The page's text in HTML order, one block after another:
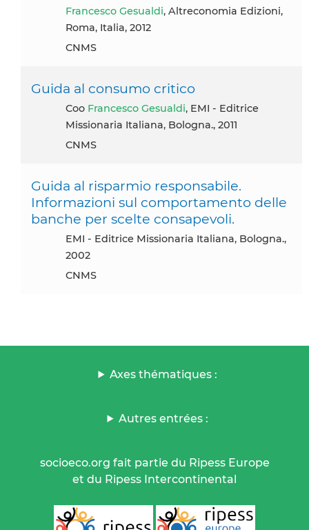
Francesco Gesualdi, Altreconomia Edizioni,
Roma, Italia, 2012
CNMS
Guida al consumo critico
coo Francesco Gesualdi, EMI - Editrice
Missionaria Italiana, Bologna., 2011
CNMS
Guida al risparmio responsabile.
Informazioni sul comportamento delle
banche per scelte consapevoli.
EMI - Editrice Missionaria Italiana, Bologna.,
2002
CNMS
Axes thématiques :
Autres entrées :
socioeco.org fait partie du Ripess Europe
et du Ripess Intercontinental